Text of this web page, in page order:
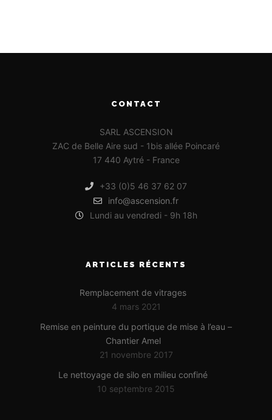
CONTACT
SARL ASCENSION
ZAC de Belle Aire sud - 1bis allée Poincaré
17 440 Aytré - France
+33 (0)5 46 37 62 07
info@ascension.fr
Lundi au vendredi - 9h 18h
ARTICLES RÉCENTS
Remplacement de vitrages
4 mars 2021
Remise en peinture du portique de mise à l’eau –
Chantier Amel
21 novembre 2017
Le nettoyage de silo en milieu confiné
10 septembre 2015